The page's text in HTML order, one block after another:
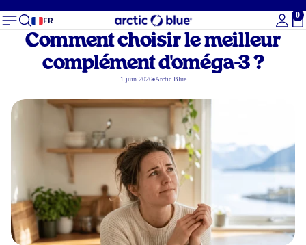
FR
0
Comment choisir le meilleur
complément d'oméga-3 ?
1 juin 2026 Arctic Blue